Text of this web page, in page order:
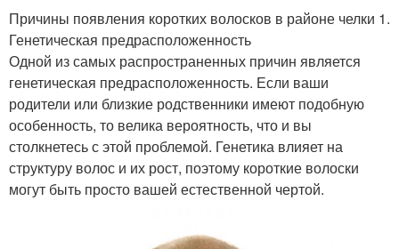
Причины появления коротких волосков в районе челки 1.
Генетическая предрасположенность
Одной из самых распространенных причин является
генетическая предрасположенность. Если ваши
родители или близкие родственники имеют подобную
особенность, то велика вероятность, что и вы
столкнетесь с этой проблемой. Генетика влияет на
структуру волос и их рост, поэтому короткие волоски
могут быть просто вашей естественной чертой.